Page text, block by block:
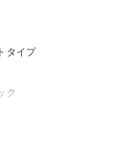
タイプ
ク